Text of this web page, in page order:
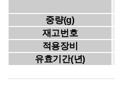
중량(g)
재고번호
적용장비
유효기간(년)